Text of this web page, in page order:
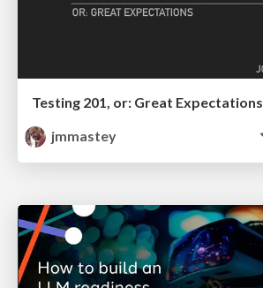
Testing 201, or: Great Expectations
jmmastey